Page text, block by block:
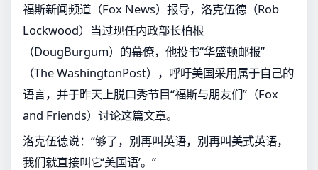
福斯新闻频道（Fox News）报导，洛克伍德（Rob
Lockwood）当过现任内政部长柏根
（DougBurgum）的幕僚，他投书“华盛顿邮报”
（The WashingtonPost），呼吁美国采用属于自己的
语言，并于昨天上脱口秀节目“福斯与朋友们”（Fox
and Friends）讨论这篇文章。
洛克伍德说：“够了，别再叫英语，别再叫美式英语，
我们就直接叫它‘美国语’。”